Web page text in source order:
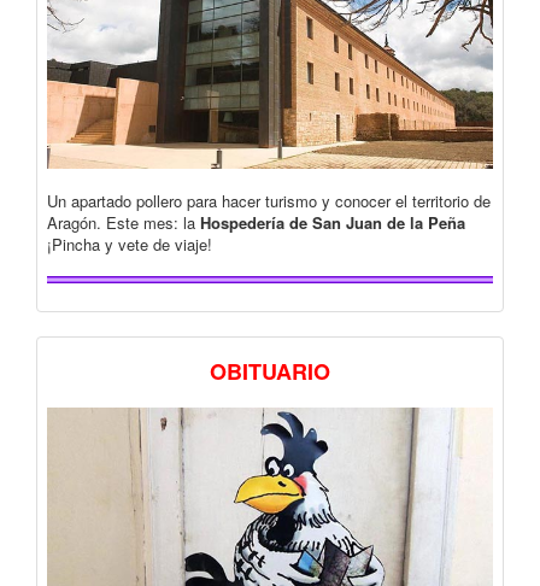
Un apartado pollero para hacer turismo y conocer el territorio de
Aragón. Este mes: la Hospedería de San Juan de la Peña
¡Pincha y vete de viaje!
OBITUARIO